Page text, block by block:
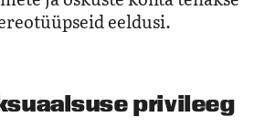
eeldusi.
privileeg